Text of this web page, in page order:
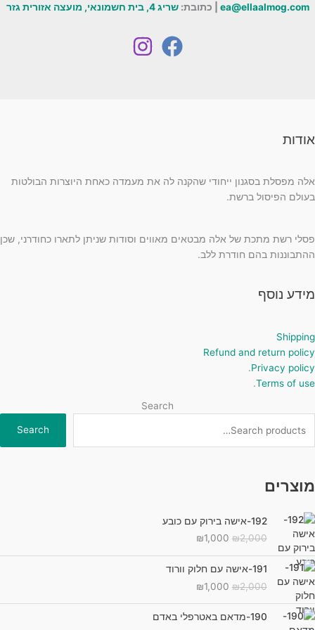
ea@ellaalmog.com | כתובת:שריג 4, בית חשמונאי, מועצה אזורית גזר
אודות
אלה מפסלת בסגנון ייחודי שהקנה לה את מעמדה כאחת היוצרות הבולטות
בעולם הפיסול ברשת.
פסלי רשת מתכת של אלה מבטאים מאווים וסודות שניתן לתארו כחודרני, שכן
ההתבוננות בהם חודרת ללב.
מידע נוסף
Shipping
Refund and return policy
Privacy policy
.
Terms of use
.
Search
Search
מוצרים
192-אישה בירוק עם כובע
₪2,000
המחיר
היה:
₪1,000
הוא:
191-אישה עם חלוק וורוד
₪2,000
המחיר
היה:
₪1,000
הוא:
190-מדאם באטרפלי באדם